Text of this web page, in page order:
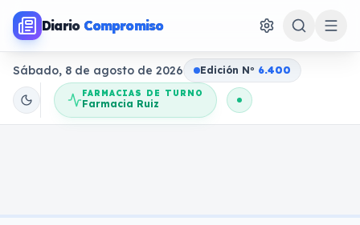
Diario Compromiso
Sábado, 8 de agosto de 2026 Edición No 6.400
FARMACIAS DE TURNO
Farmacia Ruiz